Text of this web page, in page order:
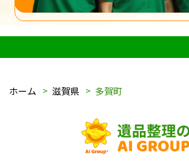
ホーム 滋賀県 多賀町